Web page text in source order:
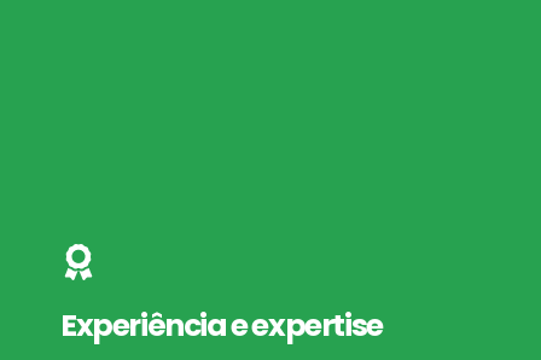
Experiência e expertise